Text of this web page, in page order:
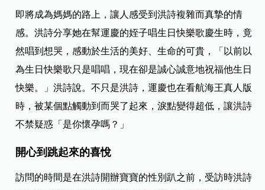
即將成為媽媽的路上，讓人感受到洪詩複雜而真摯的情
感。洪詩分享她在幫運慶的姪子唱生日快樂歌慶生時，竟
然唱到想哭，感動於生活的美好、生命的可貴，「以前以
為生日快樂歌只是唱唱，現在卻是誠心誠意地祝福他生日
快樂。」洪詩說。不只是洪詩，運慶也在看航海王真人版
時，被某個點觸動到而哭了起來，淚點變得超低，讓洪詩
不禁疑惑「是你懷孕嗎？」
開心到跳起來的喜悅
訪問的時間是在洪詩開辦寶寶的性別趴之前，受訪時洪詩